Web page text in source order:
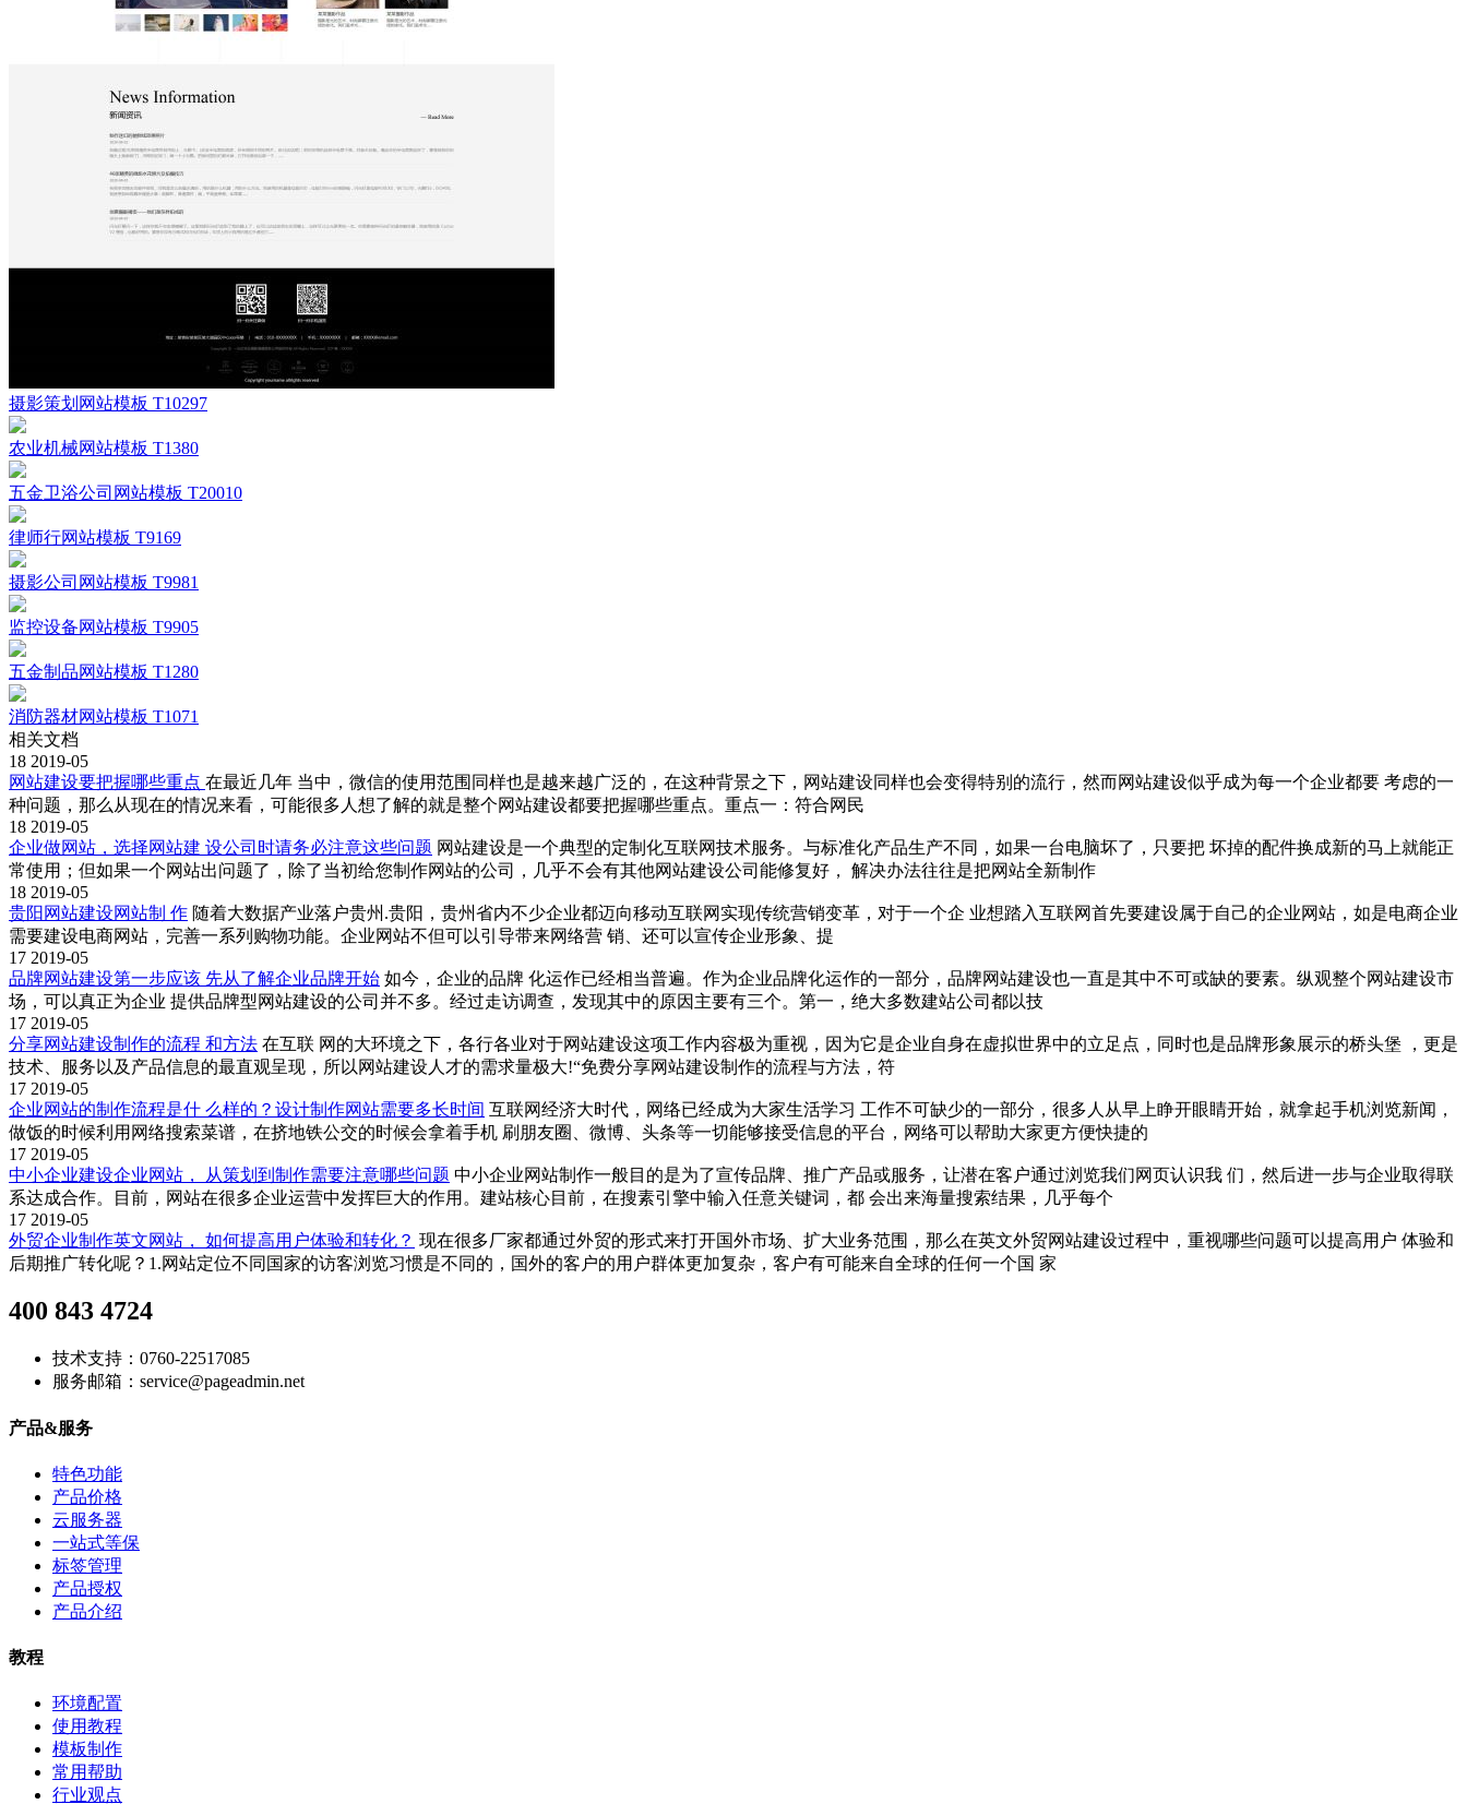
摄影策划网站模板 T10297
农业机械网站模板 T1380
五金卫浴公司网站模板 T20010
律师行网站模板 T9169
摄影公司网站模板 T9981
监控设备网站模板 T9905
五金制品网站模板 T1280
消防器材网站模板 T1071
相关文档
18 2019-05
网站建设要把握哪些重点 在最近几年 当中，微信的使用范围同样也是越来越广泛的，在这种背景之下，网站建设同样也会变得特别的流行，然而网站建设似乎成为每一个企业都要 考虑的一
种问题，那么从现在的情况来看，可能很多人想了解的就是整个网站建设都要把握哪些重点。重点一：符合网民
18 2019-05
企业做网站，选择网站建 设公司时请务必注意这些问题 网站建设是一个典型的定制化互联网技术服务。与标准化产品生产不同，如果一台电脑坏了，只要把 坏掉的配件换成新的马上就能正
常使用；但如果一个网站出问题了，除了当初给您制作网站的公司，几乎不会有其他网站建设公司能修复好， 解决办法往往是把网站全新制作
18 2019-05
贵阳网站建设网站制 作 随着大数据产业落户贵州.贵阳，贵州省内不少企业都迈向移动互联网实现传统营销变革，对于一个企 业想踏入互联网首先要建设属于自己的企业网站，如是电商企业
需要建设电商网站，完善一系列购物功能。企业网站不但可以引导带来网络营 销、还可以宣传企业形象、提
17 2019-05
品牌网站建设第一步应该 先从了解企业品牌开始 如今，企业的品牌 化运作已经相当普遍。作为企业品牌化运作的一部分，品牌网站建设也一直是其中不可或缺的要素。纵观整个网站建设市
场，可以真正为企业 提供品牌型网站建设的公司并不多。经过走访调查，发现其中的原因主要有三个。第一，绝大多数建站公司都以技
17 2019-05
分享网站建设制作的流程 和方法 在互联 网的大环境之下，各行各业对于网站建设这项工作内容极为重视，因为它是企业自身在虚拟世界中的立足点，同时也是品牌形象展示的桥头堡 ，更是
技术、服务以及产品信息的最直观呈现，所以网站建设人才的需求量极大!“免费分享网站建设制作的流程与方法，符
17 2019-05
企业网站的制作流程是什 么样的？设计制作网站需要多长时间 互联网经济大时代，网络已经成为大家生活学习 工作不可缺少的一部分，很多人从早上睁开眼睛开始，就拿起手机浏览新闻，
做饭的时候利用网络搜索菜谱，在挤地铁公交的时候会拿着手机 刷朋友圈、微博、头条等一切能够接受信息的平台，网络可以帮助大家更方便快捷的
17 2019-05
中小企业建设企业网站， 从策划到制作需要注意哪些问题 中小企业网站制作一般目的是为了宣传品牌、推广产品或服务，让潜在客户通过浏览我们网页认识我 们，然后进一步与企业取得联
系达成合作。目前，网站在很多企业运营中发挥巨大的作用。建站核心目前，在搜素引擎中输入任意关键词，都 会出来海量搜索结果，几乎每个
17 2019-05
外贸企业制作英文网站， 如何提高用户体验和转化？ 现在很多厂家都通过外贸的形式来打开国外市场、扩大业务范围，那么在英文外贸网站建设过程中，重视哪些问题可以提高用户 体验和
后期推广转化呢？1.网站定位不同国家的访客浏览习惯是不同的，国外的客户的用户群体更加复杂，客户有可能来自全球的任何一个国 家
400 843 4724
技术支持：0760-22517085
服务邮箱：service@pageadmin.net
产品&服务
特色功能
产品价格
云服务器
一站式等保
标签管理
产品授权
产品介绍
教程
环境配置
使用教程
模板制作
常用帮助
行业观点